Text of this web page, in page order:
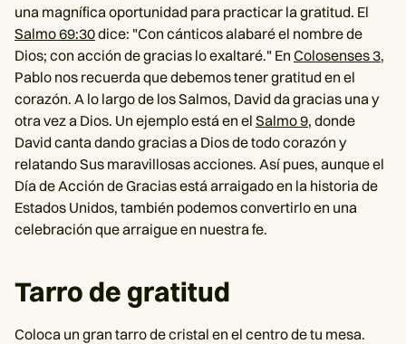
una magnífica oportunidad para practicar la gratitud. El
Salmo 69:30dice: "Con cánticos alabaré el nombre de
Dios; con acción de gracias lo exaltaré." En Colosenses 3,
Pablo nos recuerda que debemos tener gratitud en el
corazón. A lo largo de los Salmos, David da gracias una y
otra vez a Dios. Un ejemplo está en el Salmo 9, donde
David canta dando gracias a Dios de todo corazón y
relatando Sus maravillosas acciones. Así pues, aunque el
Día de Acción de Gracias está arraigado en la historia de
Estados Unidos, también podemos convertirlo en una
celebración que arraigue en nuestra fe.
Tarro de gratitud
Coloca un gran tarro de cristal en el centro de tu mesa.